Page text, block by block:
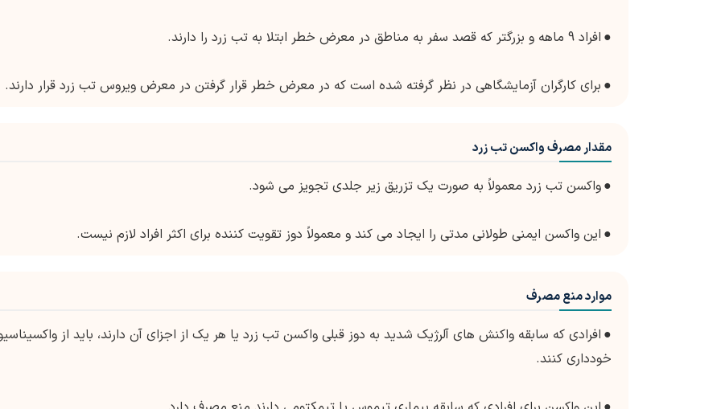
● افراد 9 ماهه و بزرگتر که قصد سفر به مناطق در معرض خطر ابتلا به تب زرد را دارند.
● برای کارگران آزمایشگاهی در نظر گرفته شده است که در معرض خطر قرار گرفتن در معرض ویروس تب زرد قرار دارند.
مقدار مصرف واکسن تب زرد
●واکسن تب زرد معمولاً به صورت یک تزریق زیر جلدی تجویز می شود.
● این واکسن ایمنی طولانی مدتی را ایجاد می کند و معمولاً دوز تقویت کننده برای اکثر افراد لازم نیست.
موارد منع مصرف
● افرادی که سابقه واکنش های آلرژیک شدید به دوز قبلی واکسن تب زرد یا هر یک از اجزای آن دارند، باید از
خودداری کنند.